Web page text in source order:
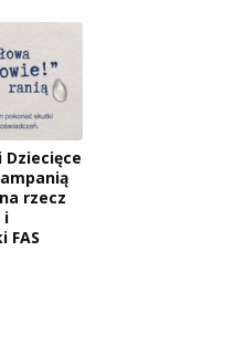
Dziecięce
rzecz
i
FAS